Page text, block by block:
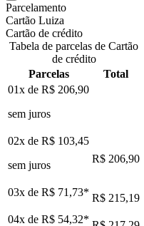
Parcelamento
Cartão Luiza
Cartão de crédito
Tabela de parcelas de Cartão
de crédito
Parcelas
Total
01x de R$ 206,90
sem juros
02x de R$ 103,45
sem juros
R$ 206,90
03x de R$ 71,73* R$ 215,19
04x de R$ 54,32*